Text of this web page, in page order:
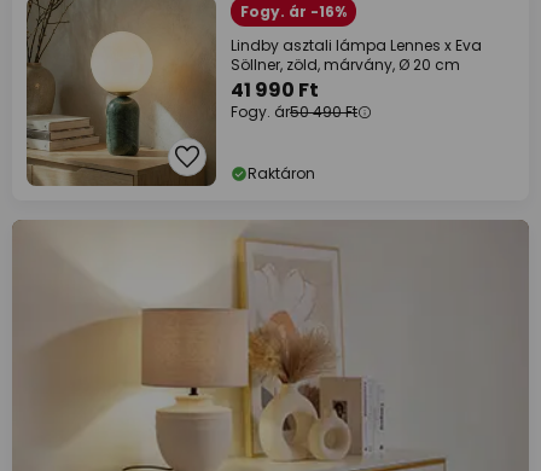
Fogy. ár -16%
Lindby asztali lámpa Lennes x Eva
Söllner, zöld, márvány, Ø 20 cm
41 990 Ft
Fogy. ár50 490 Ft
Raktáron